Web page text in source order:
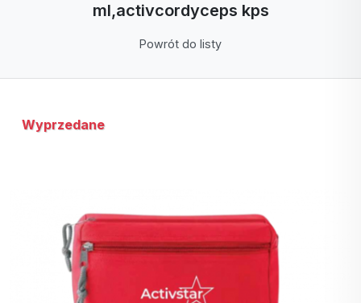
ml,activcordyceps kps
Powrót do listy
Wyprzedane